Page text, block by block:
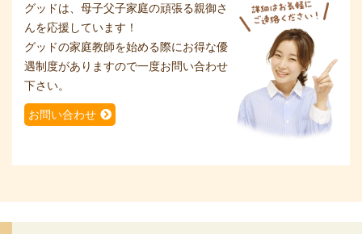
グッドは、母子父子家庭の頑張る親御さ
んを応援しています！
グッドの家庭教師を始める際にお得な優
遇制度がありますので一度お問い合わせ
下さい。
お問い合わせ